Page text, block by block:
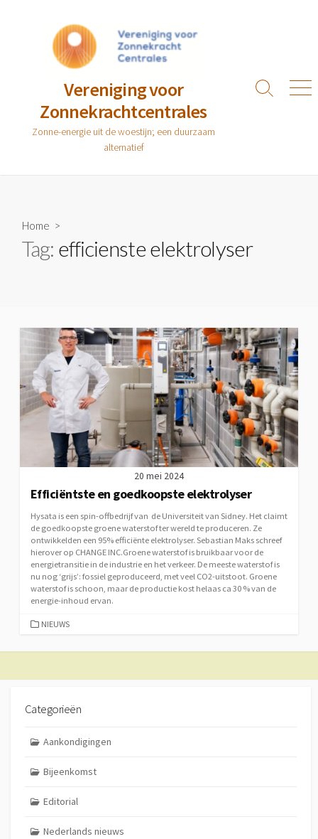
Vereniging voor
Zonnekrachtcentrales
Zonne-energie uit de woestijn; een duurzaam
alternatief
Zoeken
Home >
Tag: efficienste elektrolyser
20 mei 2024
Efficiëntste en goedkoopste elektrolyser
Hysata is een spin-offbedrijf van de Universiteit van Sidney. Het claimt
de goedkoopste groene waterstof ter wereld te produceren. Ze
ontwikkelden een 95% efficiënte elektrolyser. Sebastian Maks schreef
hierover op CHANGE INC.Groene waterstof is bruikbaar voor de
energietransitie in de industrie en het verkeer. De meeste waterstof is
nu nog ‘grijs’: fossiel geproduceerd, met veel CO2-uitstoot. Groene
waterstof is schoon, maar de productie kost helaas ca 30 % van de
energie-inhoud ervan.
CATEGORIEËN
NIEUWS
Categorieën
Aankondigingen
Bijeenkomst
Editorial
Nederlands nieuws